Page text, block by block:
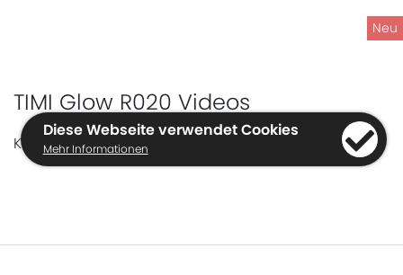
Neu
TIMI Glow R020 Videos
Keine Videos zum Anzeigen
Diese Webseite verwendet Cookies
Mehr Informationen